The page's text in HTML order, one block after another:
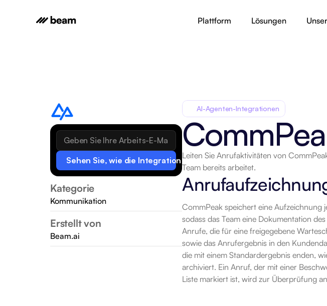
Sehen Sie, wie die Integration funktioniert
Kategorie
Kommunikation
Erstellt von
Beam.ai
AI-Agenten-Integrationen
Leiten Sie Anrufaktivitäten von
Team bereits arbeitet.
CommPeak speichert eine
sodass das Team eine Dokumentation
Anrufe, die für eine freigegebene
sowie das Anrufergebnis in den
die mit einem Standardergebnis enden,
archiviert. Ein Anruf, der mit einer
Liste markiert ist, wird zur Überprüfung
Plattform Lösungen